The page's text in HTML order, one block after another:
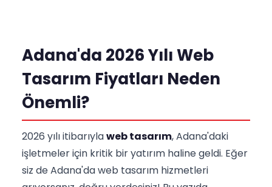
Adana'da 2026 Yılı Web
Tasarım Fiyatları Neden
Önemli?
2026 yılı itibarıylaweb tasarım, Adana'daki
işletmeler için kritik bir yatırım haline geldi. Eğer
siz de Adana'da web tasarım hizmetleri